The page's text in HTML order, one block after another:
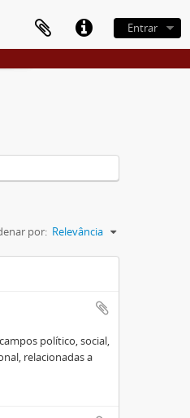
Entrar
por: Relevância
político, social,
relacionadas a